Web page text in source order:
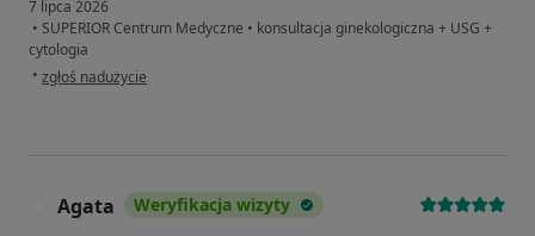
7 lipca 2026
• SUPERIOR Centrum Medyczne • konsultacja ginekologiczna + USG +
cytologia
• w opinii użytkownika Emilia
zgłoś nadużycie
Agata Weryfikacja wizyty